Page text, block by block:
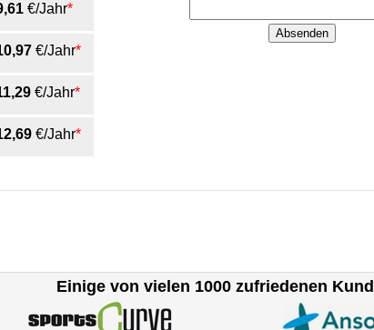
€/Jahr*
€/Jahr*
€/Jahr*
€/Jahr*
Einige von vielen 1000 zufriedenen